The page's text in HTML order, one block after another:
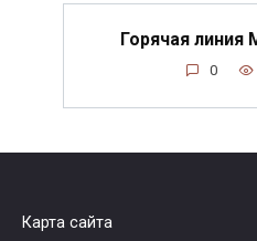
Горячая
0
Карта сайта